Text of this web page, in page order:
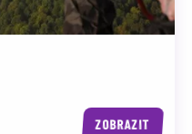
ZOBRAZIT